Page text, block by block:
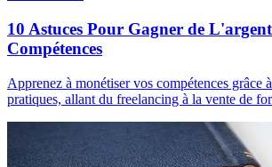
10 Astuces Pour Gagner de
Compétences
Apprenez à monétiser vos compétences grâce
pratiques, allant du freelancing à la vente de